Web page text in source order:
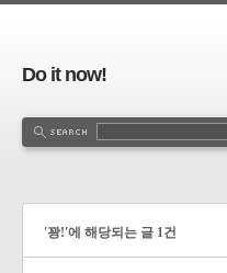
Do it now!
'꽝!'에 해당되는 글 1건